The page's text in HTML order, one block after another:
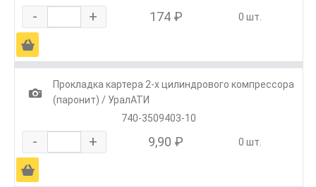
- + 174 ₽ 0 шт.
Ä
1
Прокладка картера 2-х цилиндрового компрессора
(паронит) / УралАТИ
740-3509403-10
- + 9,90 ₽ 0 шт.
Ä